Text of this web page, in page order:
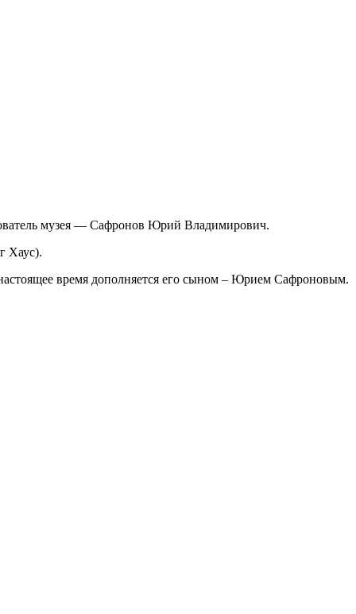
музея — Сафронов Юрий Владимирович.
Хаус).
время дополняется его сыном – Юрием Сафроновым.